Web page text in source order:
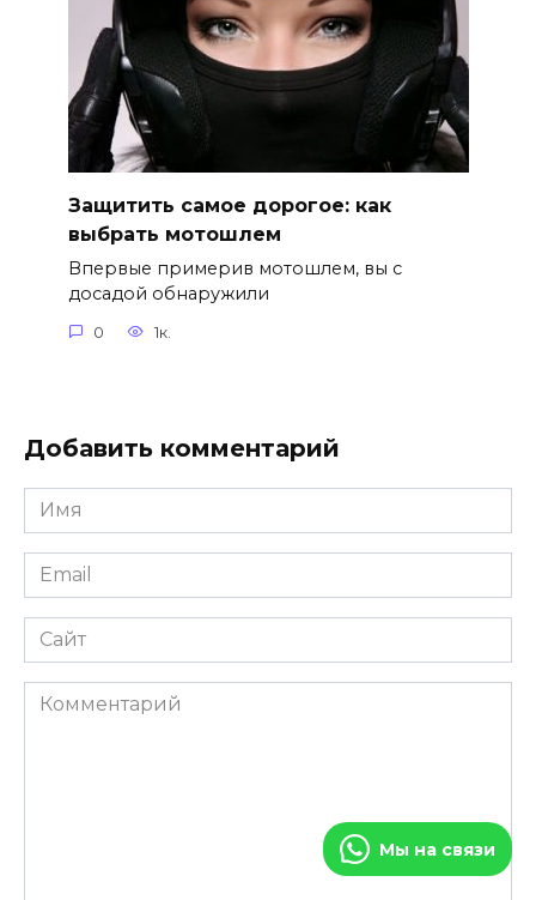
Защитить самое дорогое: как
выбрать мотошлем
Впервые примерив мотошлем, вы с
досадой обнаружили
0 1к.
Добавить комментарий
Имя
*
Email
*
Сайт
Комментарий
Мы на связи